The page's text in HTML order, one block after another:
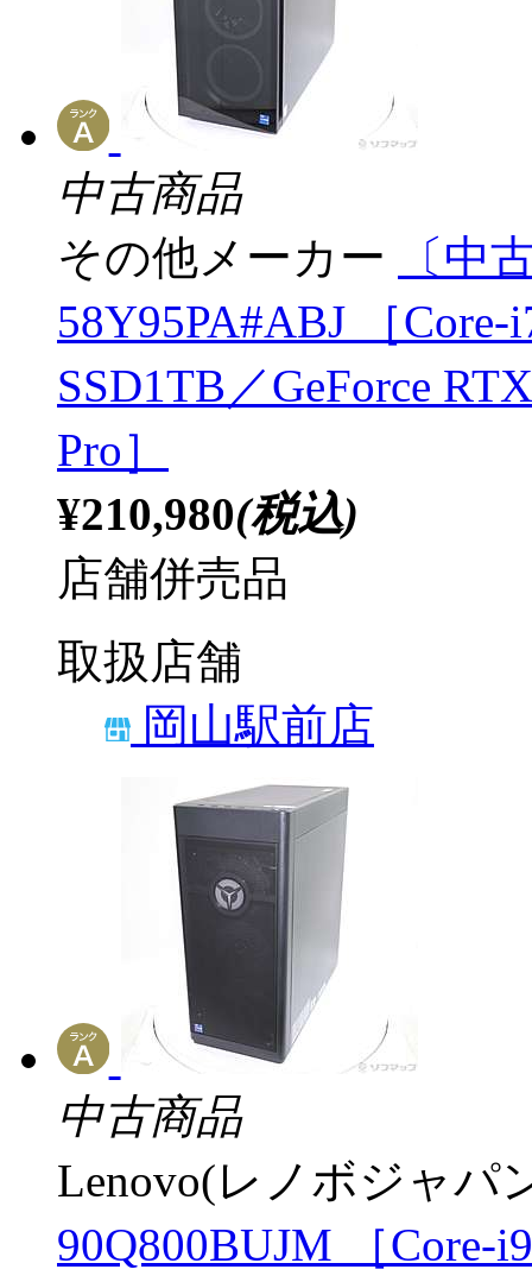
中古商品
その他メーカー
〔中
58Y95PA#ABJ ［
SSD1TB／GeForce
Pro］
¥210,980(税込)
店舗併売品
取扱店舗
岡山駅前店
中古商品
Lenovo(レノボジャパ
90Q800BUJM ［Core-